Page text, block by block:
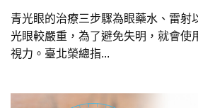
青光眼的治療三步驟為眼藥水、雷射
光眼較嚴重，為了避免失明，就會使
視力。臺北榮總指...